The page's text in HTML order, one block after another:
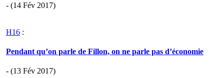
- (14 Fév 2017)
H16 :
Pendant qu’on parle de Fillon, on ne parle pas d’économie
- (13 Fév 2017)